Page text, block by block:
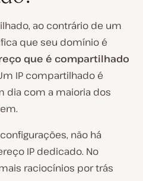
ao contrário de um
que seu domínio é
que é compartilhado
IP compartilhado é
dia com a maioria dos
não há
IP dedicado. No
raciocínios por trás